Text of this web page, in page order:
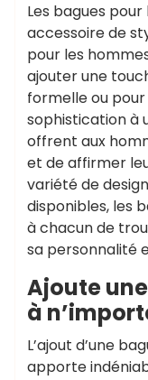
Les bagues
accessoire de
pour les
ajouter une
formelle ou
sophistication à
offrent aux
et de affirmer
variété de
disponibles, les
à chacun de
sa personnalité
Ajoute
à
L’ajout d’une
apporte